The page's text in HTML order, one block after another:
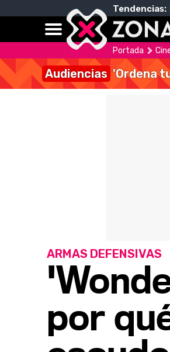
Tendencias:
Portada
Audiencias 'Ordena
por
ARMAS DEFENSIVAS